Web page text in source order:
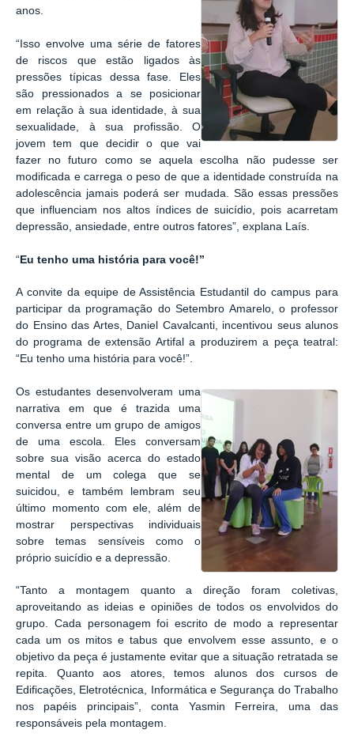
anos.
“ Isso envolve uma série de fatores
de riscos que estão ligados às
pressões típicas dessa fase. Eles
são pressionados a se posicionar
em relação à sua identidade, à sua
sexualidade, à sua profissão. O
jovem tem que decidir o que vai
fazer no futuro como se aquela escolha não pudesse ser
modificada e carrega o peso de que a identidade construída na
adolescência jamais poderá ser mudada. São essas pressões
que influenciam nos altos índices de suicídio, pois acarretam
depressão, ansiedade, entre outros fatores”, explana Laís.
“Eu tenho uma história para você!”
A convite da equipe de Assistência Estudantil do campus para
participar da programação do Setembro Amarelo, o professor
do Ensino das Artes, Daniel Cavalcanti, incentivou seus alunos
do programa de extensão Artifal a produzirem a peça teatral :
“Eu tenho uma história para você!”.
Os estudantes desenvolveram uma
narrativa em que é trazida uma
conversa entre um grupo de amigos
de uma escola. Eles conversam
sobre sua visão acerca do estado
mental de um colega que se
suicidou, e também lembram seu
último momento com ele, além de
mostrar perspectivas individuais
sobre temas sensíveis como o
próprio suicídio e a depressão.
“Tanto a montagem quanto a direção foram coletivas,
aproveitando as ideias e opiniões de todos os envolvidos do
grupo. Cada personagem foi escrito de modo a representar
cada um os mitos e tabus que envolvem esse assunto, e o
objetivo da peça é justamente evitar que a situação retratada se
repita. Quanto aos atores, temos alunos dos cursos de
Edificações, Eletrotécnica, Informática e Segurança do Trabalho
nos papéis principais”, conta Yasmin Ferreira, uma das
responsáveis pela montagem.